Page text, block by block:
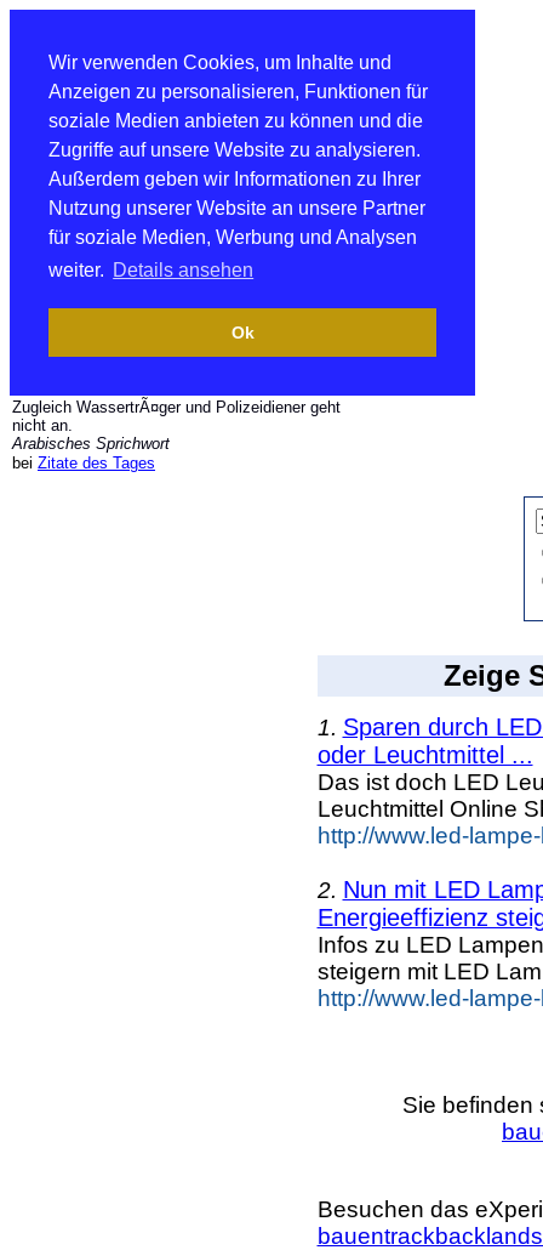
Wir verwenden Cookies, um Inhalte und
Anzeigen zu personalisieren, Funktionen für
soziale Medien anbieten zu können und die
Zugriffe auf unsere Website zu analysieren.
Außerdem geben wir Informationen zu Ihrer
Nutzung unserer Website an unsere Partner
für soziale Medien, Werbung und Analysen
weiter. Details ansehen
Ok
Zugleich WassertrÃ¤ger und Polizeidiener geht
nicht an.
Arabisches Sprichwort
bei Zitate des Tages
Zeige
1. Sparen durch
oder Leuchtmittel ...
Das ist doch LED
Leuchtmittel Online
http://www.led-
2. Nun mit LED
Energieeffizienz
Infos zu LED
steigern mit LED
http://www.led-
Sie
Besuchen das